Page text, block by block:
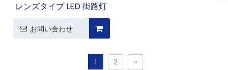
レンズタイプ LED 街路灯
お問い合わせ
1 2 »